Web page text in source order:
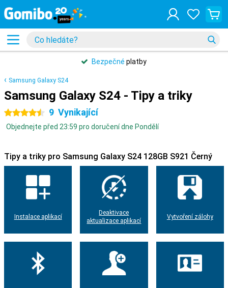
Bezpečné platby
Samsung Galaxy S24
Samsung Galaxy S24 - Tipy a triky
4.5 hvězdičky 9 Vynikající
Objednejte před 23:59 pro doručení dne Pondělí
Tipy a triky pro Samsung Galaxy S24 128GB S921 Černý
Instalace aplikací
Deaktivace
aktualizace aplikací
Vytvoření zálohy